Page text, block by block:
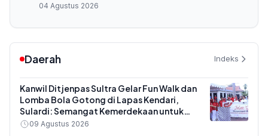
04 Agustus 2026
Daerah Indeks
Kanwil Ditjenpas Sultra Gelar Fun Walk dan
Lomba Bola Gotong di Lapas Kendari,
Sulardi: Semangat Kemerdekaan untuk
Kinerja
09 Agustus 2026